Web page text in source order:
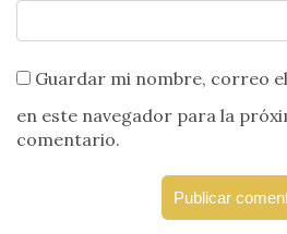
Guardar mi nombre, correo
en este navegador para la
comentario.